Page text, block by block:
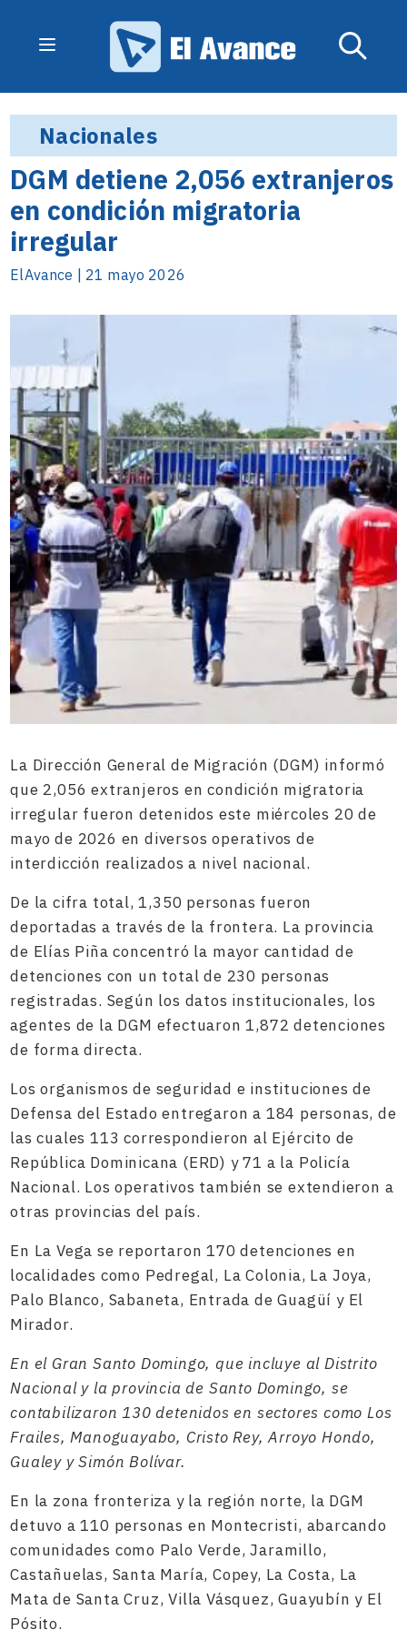
Nacionales
DGM detiene 2,056 extranjeros
en condición migratoria
irregular
ElAvance | 21 mayo 2026
La Dirección General de Migración (DGM) informó
que 2,056 extranjeros en condición migratoria
irregular fueron detenidos este miércoles 20 de
mayo de 2026 en diversos operativos de
interdicción realizados a nivel nacional.
De la cifra total, 1,350 personas fueron
deportadas a través de la frontera. La provincia
de Elías Piña concentró la mayor cantidad de
detenciones con un total de 230 personas
registradas. Según los datos institucionales, los
agentes de la DGM efectuaron 1,872 detenciones
de forma directa.
Los organismos de seguridad e instituciones de
Defensa del Estado entregaron a 184 personas, de
las cuales 113 correspondieron al Ejército de
República Dominicana (ERD) y 71 a la Policía
Nacional. Los operativos también se extendieron a
otras provincias del país.
En La Vega se reportaron 170 detenciones en
localidades como Pedregal, La Colonia, La Joya,
Palo Blanco, Sabaneta, Entrada de Guagüí y El
Mirador.
En el Gran Santo Domingo, que incluye al Distrito
Nacional y la provincia de Santo Domingo, se
contabilizaron 130 detenidos en sectores como Los
Frailes, Manoguayabo, Cristo Rey, Arroyo Hondo,
Gualey y Simón Bolívar.
En la zona fronteriza y la región norte, la DGM
detuvo a 110 personas en Montecristi, abarcando
comunidades como Palo Verde, Jaramillo,
Castañuelas, Santa María, Copey, La Costa, La
Mata de Santa Cruz, Villa Vásquez, Guayubín y El
Pósito.